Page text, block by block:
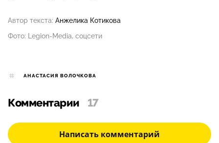
Автор текста: Анжелика Котикова
Фото: Legion-Media, соцсети
АНАСТАСИЯ ВОЛОЧКОВА
Комментарии 17
Написать комментарий